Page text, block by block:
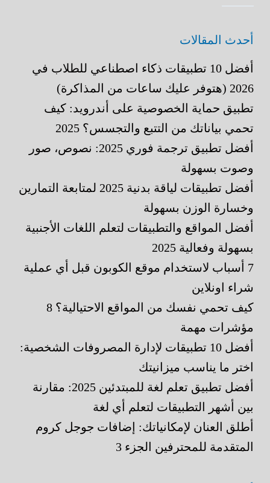
أحدث المقالات
أفضل 10 تطبيقات ذكاء اصطناعي للطلاب في
2026 (هتوفر عليك ساعات من المذاكرة)
تطبيق حماية الخصوصية على أندرويد: كيف
تحمي بياناتك من التتبع والتجسس؟ 2025
أفضل تطبيق ترجمة فوري 2025: نصوص، صور
وصوت بسهولة
أفضل تطبيقات لياقة بدنية 2025 لمتابعة التمارين
وخسارة الوزن بسهولة
أفضل المواقع والتطبيقات لتعلم اللغات الأجنبية
بسهولة وفعالية 2025
7 أسباب لاستخدام موقع الكوبون قبل أي عملية
شراء اونلاين
كيف تحمي نفسك من المواقع الاحتيالية؟ 8
مؤشرات مهمة
أفضل 10 تطبيقات لإدارة المصروفات الشخصية:
اختر ما يناسب ميزانيتك
أفضل تطبيق تعلم لغة للمبتدئين 2025: مقارنة
بين أشهر التطبيقات لتعلم أي لغة
أطلق العنان لإمكانياتك: إضافات جوجل كروم
المتقدمة للمحترفين الجزء 3